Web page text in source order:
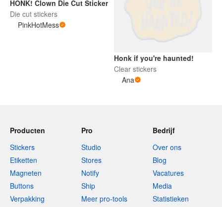
HONK! Clown Die Cut Sticker
Die cut stickers
PinkHotMess
Honk if you're haunted!
Clear stickers
Ana
Producten
Stickers
Etiketten
Magneten
Buttons
Verpakking
Pro
Studio
Stores
Notify
Ship
Meer pro-tools
Bedrijf
Over ons
Blog
Vacatures
Media
Statistieken